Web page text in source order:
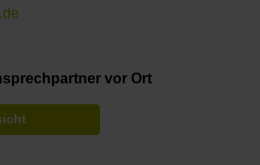
vor Ort